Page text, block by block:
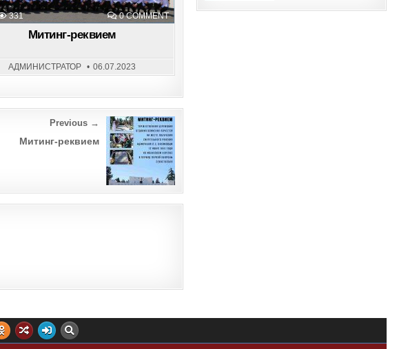
331 0 COMMENTON
МИТИНГ-
Митинг-реквием
АДМИНИСТРАТОР 06.07.2023
Previous →
Митинг-реквием